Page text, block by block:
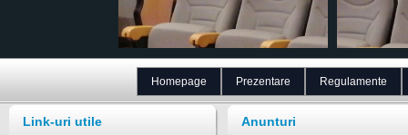
Homepage Prezentare Regulamente
Link-uri utile Anunturi